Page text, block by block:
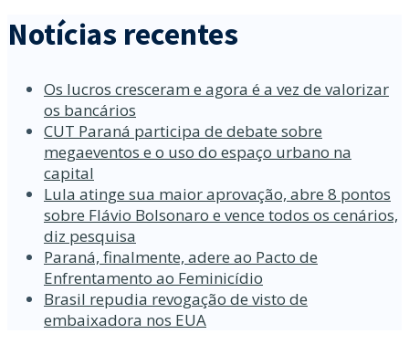
Notícias recentes
Os lucros cresceram e agora é a vez de valorizar
os bancários
CUT Paraná participa de debate sobre
megaeventos e o uso do espaço urbano na
capital
Lula atinge sua maior aprovação, abre 8 pontos
sobre Flávio Bolsonaro e vence todos os cenários,
diz pesquisa
Paraná, finalmente, adere ao Pacto de
Enfrentamento ao Feminicídio
Brasil repudia revogação de visto de
embaixadora nos EUA